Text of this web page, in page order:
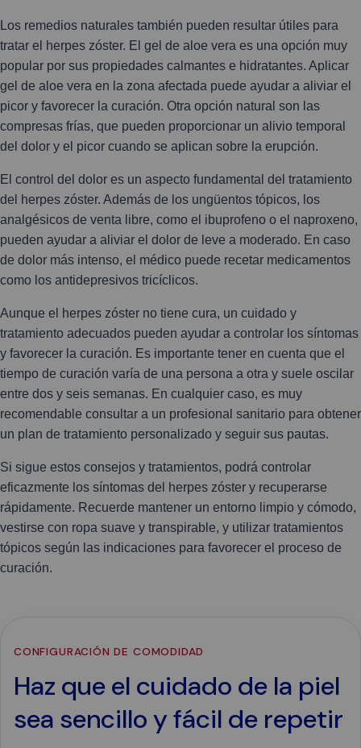
Los remedios naturales también pueden resultar útiles para
tratar el herpes zóster. El gel de aloe vera es una opción muy
popular por sus propiedades calmantes e hidratantes. Aplicar
gel de aloe vera en la zona afectada puede ayudar a aliviar el
picor y favorecer la curación. Otra opción natural son las
compresas frías, que pueden proporcionar un alivio temporal
del dolor y el picor cuando se aplican sobre la erupción.
El control del dolor es un aspecto fundamental del tratamiento
del herpes zóster. Además de los ungüentos tópicos, los
analgésicos de venta libre, como el ibuprofeno o el naproxeno,
pueden ayudar a aliviar el dolor de leve a moderado. En caso
de dolor más intenso, el médico puede recetar medicamentos
como los antidepresivos tricíclicos.
Aunque el herpes zóster no tiene cura, un cuidado y
tratamiento adecuados pueden ayudar a controlar los síntomas
y favorecer la curación. Es importante tener en cuenta que el
tiempo de curación varía de una persona a otra y suele oscilar
entre dos y seis semanas. En cualquier caso, es muy
recomendable consultar a un profesional sanitario para obtener
un plan de tratamiento personalizado y seguir sus pautas.
Si sigue estos consejos y tratamientos, podrá controlar
eficazmente los síntomas del herpes zóster y recuperarse
rápidamente. Recuerde mantener un entorno limpio y cómodo,
vestirse con ropa suave y transpirable, y utilizar tratamientos
tópicos según las indicaciones para favorecer el proceso de
curación.
CONFIGURACIÓN DE COMODIDAD
Haz que el cuidado de la piel
sea sencillo y fácil de repetir